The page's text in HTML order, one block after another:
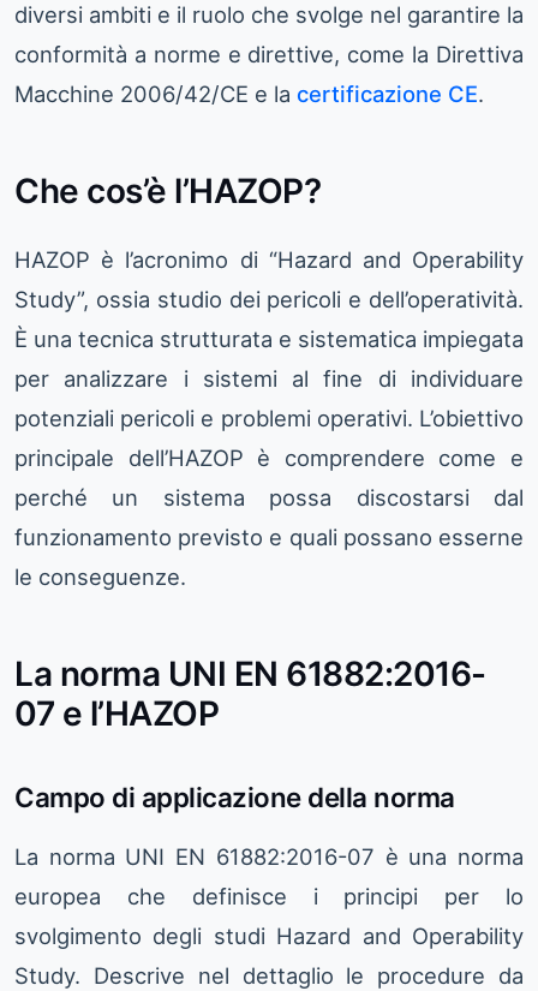
diversi ambiti e il ruolo che svolge nel garantire la
conformità a norme e direttive, come la Direttiva
Macchine 2006/42/CE e la certificazione CE.
Che cos’è l’HAZOP?
HAZOP è l’acronimo di “Hazard and Operability
Study”, ossia studio dei pericoli e dell’operatività.
È una tecnica strutturata e sistematica impiegata
per analizzare i sistemi al fine di individuare
potenziali pericoli e problemi operativi. L’obiettivo
principale dell’HAZOP è comprendere come e
perché un sistema possa discostarsi dal
funzionamento previsto e quali possano esserne
le conseguenze.
La norma UNI EN 61882:2016-
07 e l’HAZOP
Campo di applicazione della norma
La norma UNI EN 61882:2016-07 è una norma
europea che definisce i principi per lo
svolgimento degli studi Hazard and Operability
Study. Descrive nel dettaglio le procedure da